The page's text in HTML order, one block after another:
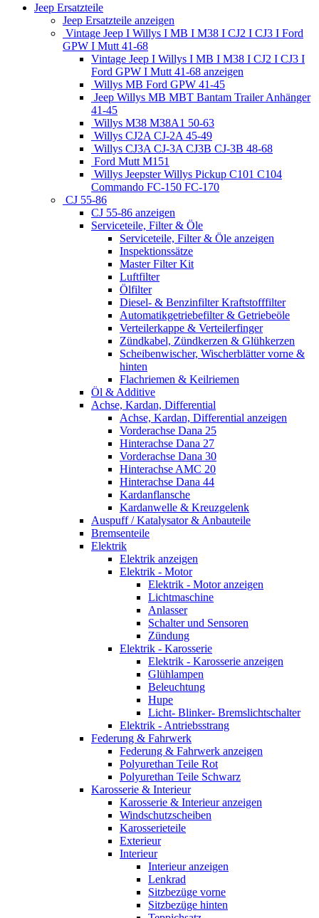
Jeep Ersatzteile
Jeep Ersatzteile anzeigen
Vintage Jeep I Willys I MB I M38 I CJ2 I CJ3 I Ford
GPW I Mutt 41-68
Vintage Jeep I Willys I MB I M38 I CJ2 I CJ3 I
Ford GPW I Mutt 41-68 anzeigen
Willys MB Ford GPW 41-45
Jeep Willys MB MBT Bantam Trailer Anhänger
41-45
Willys M38 M38A1 50-63
Willys CJ2A CJ-2A 45-49
Willys CJ3A CJ-3A CJ3B CJ-3B 48-68
Ford Mutt M151
Willys Jeepster Willys Pickup C101 C104
Commando FC-150 FC-170
CJ 55-86
CJ 55-86 anzeigen
Serviceteile, Filter & Öle
Serviceteile, Filter & Öle anzeigen
Inspektionssätze
Master Filter Kit
Luftfilter
Ölfilter
Diesel- & Benzinfilter Kraftstofffilter
Automatikgetriebefilter & Getriebeöle
Verteilerkappe & Verteilerfinger
Zündkabel, Zündkerzen & Glühkerzen
Scheibenwischer, Wischerblätter vorne &
hinten
Flachriemen & Keilriemen
Öl & Additive
Achse, Kardan, Differential
Achse, Kardan, Differential anzeigen
Vorderachse Dana 25
Hinterachse Dana 27
Vorderachse Dana 30
Hinterachse AMC 20
Hinterachse Dana 44
Kardanflansche
Kardanwelle & Kreuzgelenk
Auspuff / Katalysator & Anbauteile
Bremsenteile
Elektrik
Elektrik anzeigen
Elektrik - Motor
Elektrik - Motor anzeigen
Lichtmaschine
Anlasser
Schalter und Sensoren
Zündung
Elektrik - Karosserie
Elektrik - Karosserie anzeigen
Glühlampen
Beleuchtung
Hupe
Licht- Blinker- Bremslichtschalter
Elektrik - Antriebsstrang
Federung & Fahrwerk
Federung & Fahrwerk anzeigen
Polyurethan Teile Rot
Polyurethan Teile Schwarz
Karosserie & Interieur
Karosserie & Interieur anzeigen
Windschutzscheiben
Karosserieteile
Exterieur
Interieur
Interieur anzeigen
Lenkrad
Sitzbezüge vorne
Sitzbezüge hinten